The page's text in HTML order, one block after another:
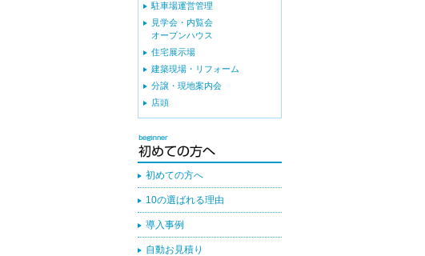
駐車場運営管理
見学会・内覧会
オープンハウス
住宅展示場
建築現場・リフォーム
分譲・現地案内会
店頭
初めての方へ
10の選ばれる理由
導入事例
自動お見積り